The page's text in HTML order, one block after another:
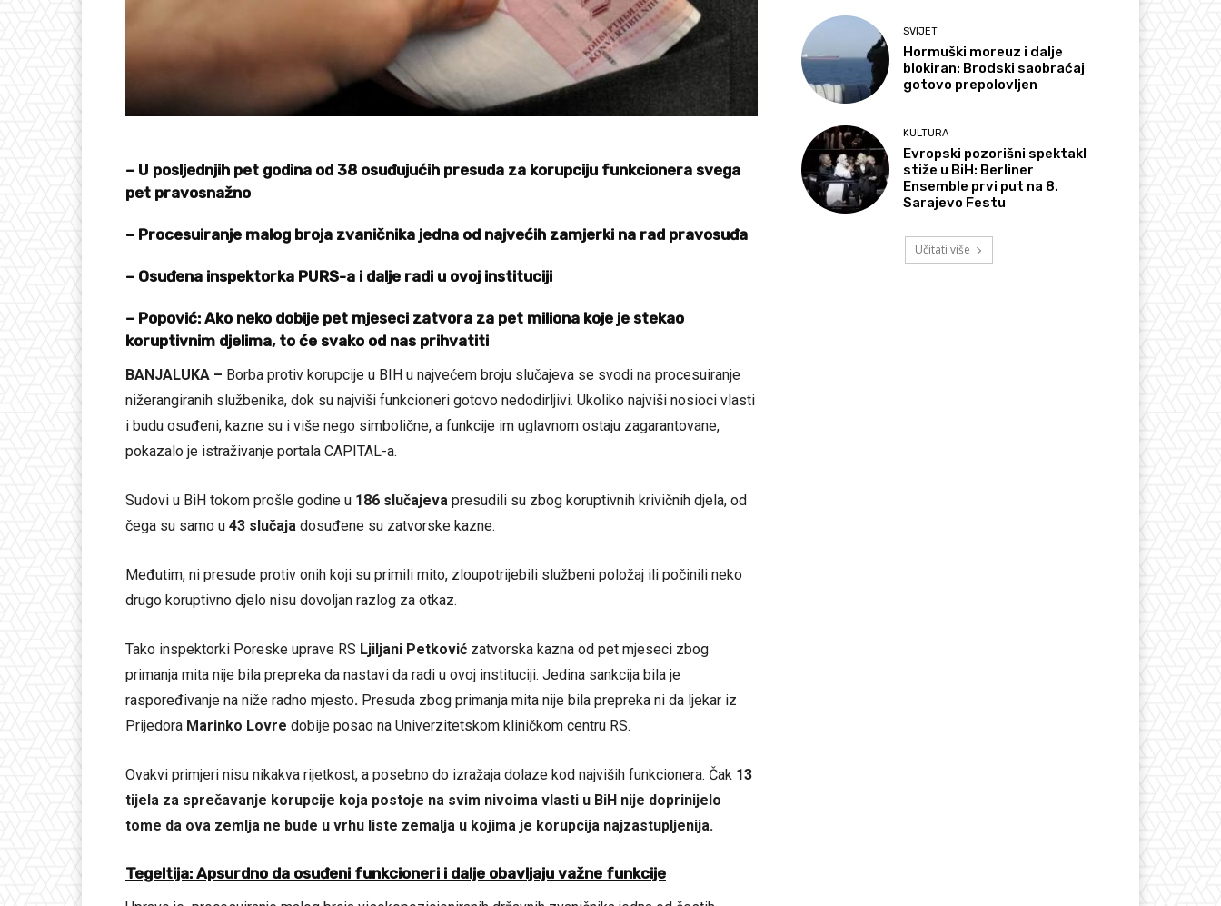
– U posljednjih pet godina od 38 osuđujućih presuda za korupciju funkcionera svega
pet pravosnažno
– Procesuiranje malog broja zvaničnika jedna od najvećih zamjerki na rad pravosuđa
– Osuđena inspektorka PURS-a i dalje radi u ovoj instituciji
– Popović: Ako neko dobije pet mjeseci zatvora za pet miliona koje je stekao
koruptivnim djelima, to će svako od nas prihvatiti
BANJALUKA – Borba protiv korupcije u BIH u najvećem broju slučajeva se svodi na procesuiranje
nižerangiranih službenika, dok su najviši funkcioneri gotovo nedodirljivi. Ukoliko najviši nosioci vlasti
i budu osuđeni, kazne su i više nego simbolične, a funkcije im uglavnom ostaju zagarantovane,
pokazalo je istraživanje portala CAPITAL-a.
Sudovi u BiH tokom prošle godine u 186 slučajeva presudili su zbog koruptivnih krivičnih djela, od
čega su samo u 43 slučaja dosuđene su zatvorske kazne.
Međutim, ni presude protiv onih koji su primili mito, zloupotrijebili službeni položaj ili počinili neko
drugo koruptivno djelo nisu dovoljan razlog za otkaz.
Tako inspektorki Poreske uprave RS Ljiljani Petković zatvorska kazna od pet mjeseci zbog
primanja mita nije bila prepreka da nastavi da radi u ovoj instituciji. Jedina sankcija bila je
raspoređivanje na niže radno mjesto. Presuda zbog primanja mita nije bila prepreka ni da ljekar iz
Prijedora Marinko Lovre dobije posao na Univerzitetskom kliničkom centru RS.
Ovakvi primjeri nisu nikakva rijetkost, a posebno do izražaja dolaze kod najviših funkcionera. Čak 13
tijela za sprečavanje korupcije koja postoje na svim nivoima vlasti u BiH nije doprinijelo
tome da ova zemlja ne bude u vrhu liste zemalja u kojima je korupcija najzastupljenija.
Tegeltija: Apsurdno da osuđeni funkcioneri i dalje obavljaju važne funkcije
SVIJET
Hormuški moreuz i dalje
blokiran: Brodski saobraćaj
gotovo prepolovljen
KULTURA
Evropski pozorišni spektakl
stiže u BiH: Berliner
Ensemble prvi put na 8.
Sarajevo Festu
Učitati više